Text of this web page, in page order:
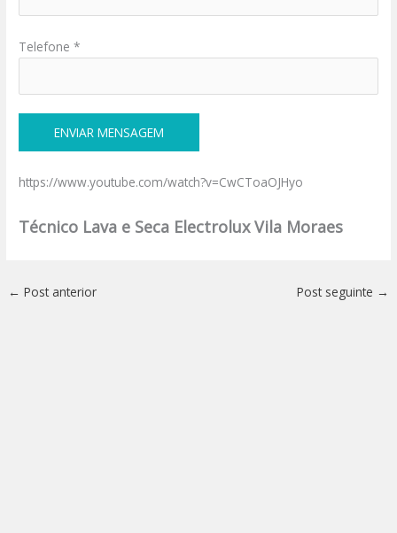
Telefone *
https://www.youtube.com/watch?v=CwCToaOJHyo
Técnico Lava e Seca Electrolux Vila Moraes
← Post anterior Post seguinte →